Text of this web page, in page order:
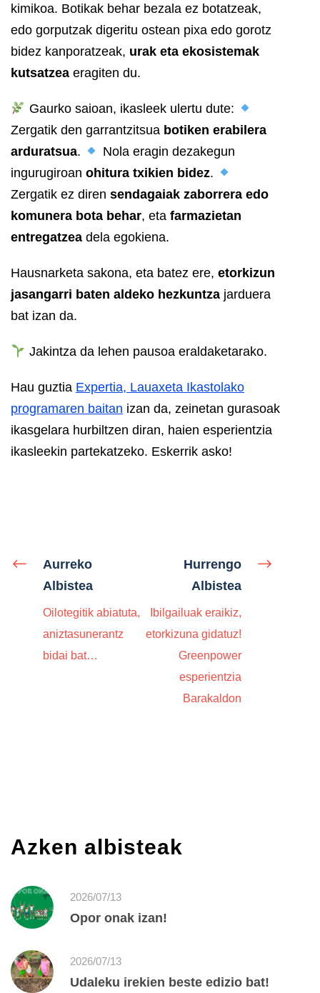
kimikoa. Botikak behar bezala ez botatzeak,
edo gorputzak digeritu ostean pixa edo gorotz
bidez kanporatzeak, urak eta ekosistemak
kutsatzea eragiten du.
Gaurko saioan, ikasleek ulertu dute:
Zergatik den garrantzitsua botiken erabilera
arduratsua.
Nola eragin dezakegun
ingurugiroan ohitura txikien bidez.
Zergatik ez diren sendagaiak zaborrera edo
komunera bota behar, eta farmazietan
entregatzea dela egokiena.
Hausnarketa sakona, eta batez ere, etorkizun
jasangarri baten aldeko hezkuntza jarduera
bat izan da.
Jakintza da lehen pausoa eraldaketarako.
Hau guztia Expertia, Lauaxeta Ikastolako
programaren baitan izan da, zeinetan gurasoak
ikasgelara hurbiltzen diran, haien esperientzia
ikasleekin partekatzeko. Eskerrik asko!
Aurreko
Albistea
Oilotegitik abiatuta,
aniztasunerantz
bidai bat…
Hurrengo
Albistea
Ibilgailuak eraikiz,
etorkizuna gidatuz!
Greenpower
esperientzia
Barakaldon
Azken albisteak
2026/07/13
Opor onak izan!
2026/07/13
Udaleku irekien beste edizio bat!